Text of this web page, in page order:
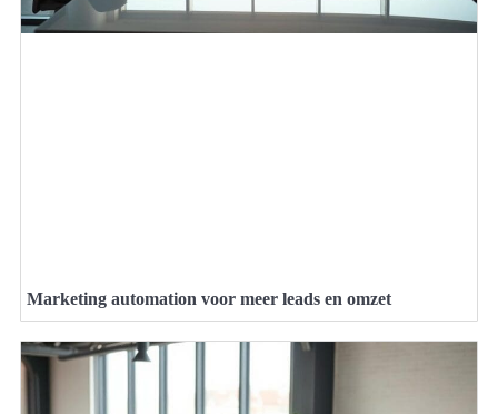
Marketing automation voor meer leads en omzet